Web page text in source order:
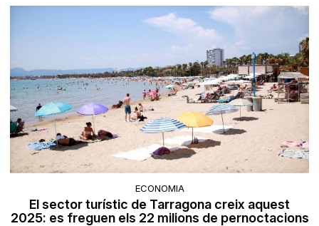
ECONOMIA
El sector turístic de Tarragona creix aquest
2025: es freguen els 22 milions de pernoctacions